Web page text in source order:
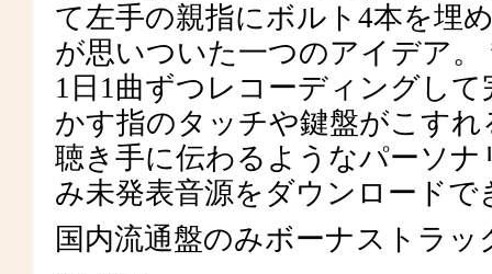
て左手の親指にボルト4本を埋
が思いついた一つのアイデア。
1日1曲ずつレコーディングし
かす指のタッチや鍵盤がこす
聴き手に伝わるようなパーソ
み未発表音源をダウンロード
国内流通盤のみボーナストラ